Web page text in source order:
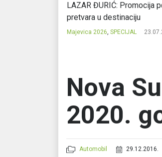
LAZAR ĐURIĆ: Promocija
pretvara u destinaciju
Majevica 2026, SPECIJAL
Nova
2020.
Automobil 29.12.2016.